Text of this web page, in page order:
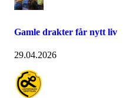
Gamle drakter får nytt liv
29.04.2026